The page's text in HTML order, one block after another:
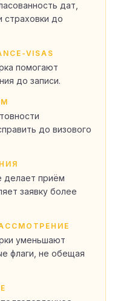
дат,
страховки до
VISAS
помогают
до записи.
до визового
делает приём
заявку более
уменьшают
флаги, не обещая